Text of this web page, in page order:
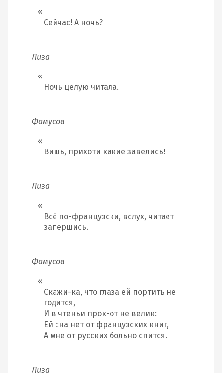
Сейчас! А ночь?
Лиза
Ночь целую читала.
Фамусов
Вишь, прихоти какие завелись!
Лиза
Всё по-французски, вслух, читает
запершись.
Фамусов
Скажи-ка, что глаза ей портить не
годится,
И в чтеньи прок-от не велик:
Ей сна нет от французских книг,
А мне от русских больно спится.
Лиза